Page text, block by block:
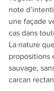
note
une façade
cas dans
La nature
propositions
sauvage,
carcan